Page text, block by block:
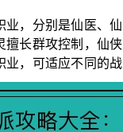
业，分别是仙医、
长群攻控制，仙侠
，可适应不同的战